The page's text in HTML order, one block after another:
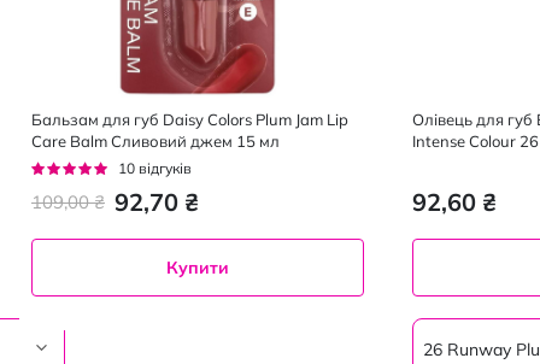
Бальзам для губ Daisy Colors Plum Jam Lip
Care Balm Сливовий джем 15 мл
Рейтинг:
10 відгуків
92,70 ₴
109,00 ₴
Купити
Олівець для губ
Intense Colour
92,60 ₴
26 Runway